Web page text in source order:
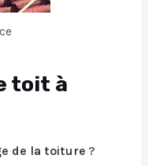
toit à
de la toiture ?